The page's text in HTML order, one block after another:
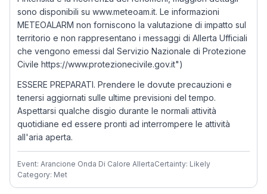
sono disponibili su www.meteoam.it. Le informazioni
METEOALARM non forniscono la valutazione di impatto sul
territorio e non rappresentano i messaggi di Allerta Ufficiali
che vengono emessi dal Servizio Nazionale di Protezione
Civile https://www.protezionecivile.gov.it")
ESSERE PREPARATI. Prendere le dovute precauzioni e
tenersi aggiornati sulle ultime previsioni del tempo.
Aspettarsi qualche disgio durante le normali attività
quotidiane ed essere pronti ad interrompere le attività
all'aria aperta.
Event: Arancione Onda Di Calore AllertaCertainty: Likely
Category: Met